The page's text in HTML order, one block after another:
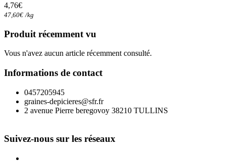
4,76€
47,60€ /kg
Produit récemment vu
Vous n'avez aucun article récemment consulté.
Informations de contact
0457205945
graines-depicieres@sfr.fr
2 avenue Pierre beregovoy 38210 TULLINS
Suivez-nous sur les réseaux